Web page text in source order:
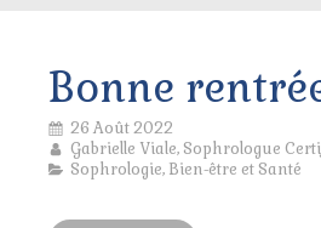
Bonne
26 Août 2022
Gabrielle Viale, Sophrologue
Sophrologie, Bien-être et Santé